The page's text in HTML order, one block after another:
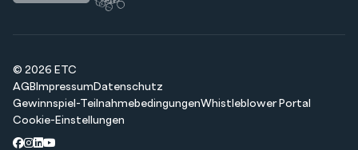
© 2026 ETC
AGBImpressumDatenschutz
Gewinnspiel-TeilnahmebedingungenWhistleblower Portal
Cookie-Einstellungen